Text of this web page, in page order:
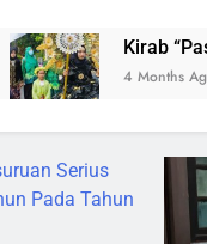
Tempo
Ago